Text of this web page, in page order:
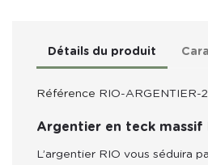
Détails du produit
Référence RIO-ARGENTIER-
Argentier en teck massif
L’argentier RIO vous séduira